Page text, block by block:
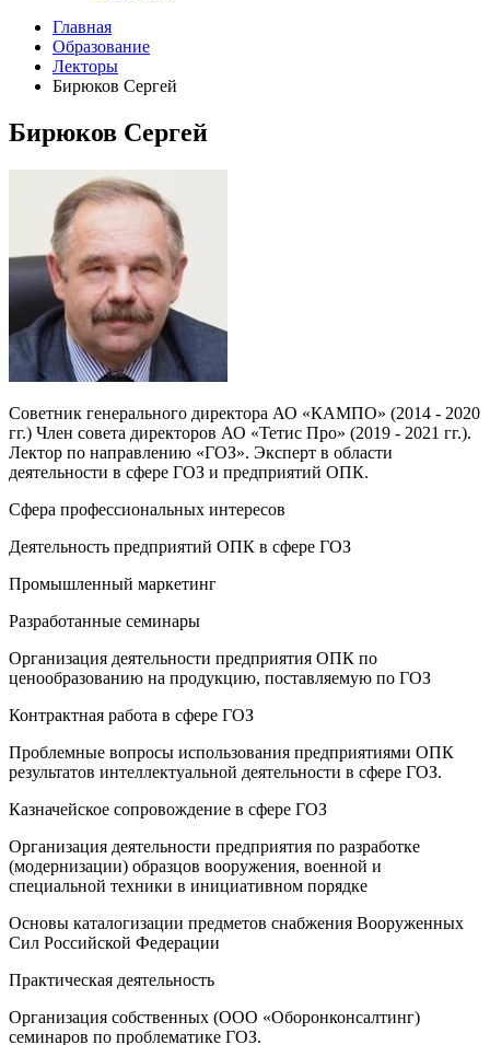
Главная
Образование
Лекторы
Бирюков Сергей
Бирюков Сергей
Советник генерального директора АО «КАМПО» (2014 - 2020
гг.) Член совета директоров АО «Тетис Про» (2019 - 2021 гг.).
Лектор по направлению «ГОЗ». Эксперт в области
деятельности в сфере ГОЗ и предприятий ОПК.
Сфера профессиональных интересов
Деятельность предприятий ОПК в сфере ГОЗ
Промышленный маркетинг
Разработанные семинары
Организация деятельности предприятия ОПК по
ценообразованию на продукцию, поставляемую по ГОЗ
Контрактная работа в сфере ГОЗ
Проблемные вопросы использования предприятиями ОПК
результатов интеллектуальной деятельности в сфере ГОЗ.
Казначейское сопровождение в сфере ГОЗ
Организация деятельности предприятия по разработке
(модернизации) образцов вооружения, военной и
специальной техники в инициативном порядке
Основы каталогизации предметов снабжения Вооруженных
Сил Российской Федерации
Практическая деятельность
Организация собственных (ООО «Оборонконсалтинг)
семинаров по проблематике ГОЗ.